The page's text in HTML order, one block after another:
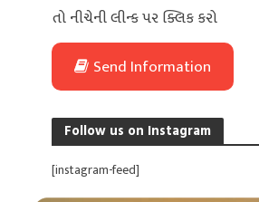
તો નીચેની લીન્ક પર ક્લિક કરો
Send Information
Follow us on Instagram
[instagram-feed]